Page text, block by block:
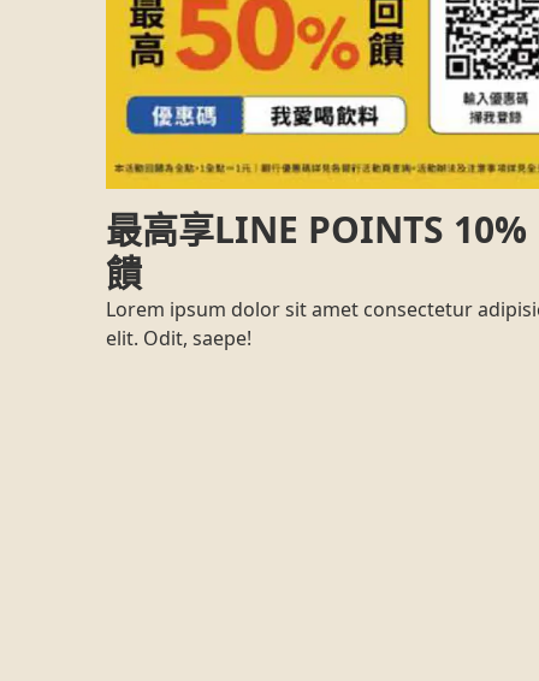
最高享LINE POINTS 10%
饋
Lorem ipsum dolor sit amet consectetur
elit. Odit, saepe!